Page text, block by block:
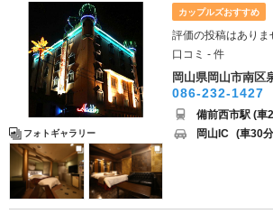
フォトギャラリー
カップルズおすすめ
評価の投稿はありま
口コミ - 件
岡山県岡山市南区
086-232-1427
備前西市駅 (車
岡山IC (車30